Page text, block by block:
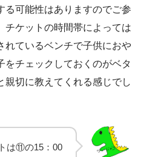
る可能性はありますのでご参
チケットの時間帯によっては
れているベンチで子供におや
をチェックしておくのがベタ
親切に教えてくれる感じでし
は⑪の15：00